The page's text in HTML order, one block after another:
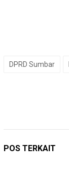
DPRD Sumbar
POS TERKAIT